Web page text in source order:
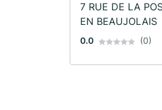
7 RUE DE LA
EN BEAUJOLAIS
0.0 (0)